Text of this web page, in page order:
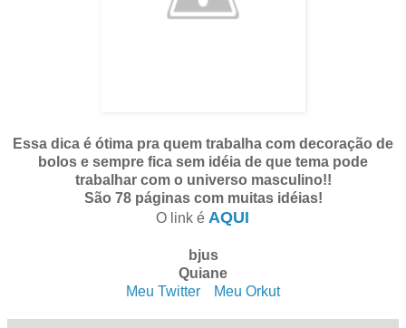
Essa dica é ótima pra quem trabalha com decoração de
bolos e sempre fica sem idéia de que tema pode
trabalhar com o universo masculino!!
São 78 páginas com muitas idéias!
O link é AQUI
bjus
Quiane
Meu Twitter. . Meu Orkut